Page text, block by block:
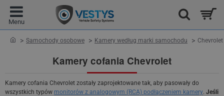
Kamery cofania Chevrolet
homeSamochody osobowe Kamery według marki samochodu Chevrolet
Kamery cofania Chevrolet zostały zaprojektowane tak, aby pasowały do
wszystkich typów monitorów z analogowym (RCA) podłączeniem kamery. Jeśli